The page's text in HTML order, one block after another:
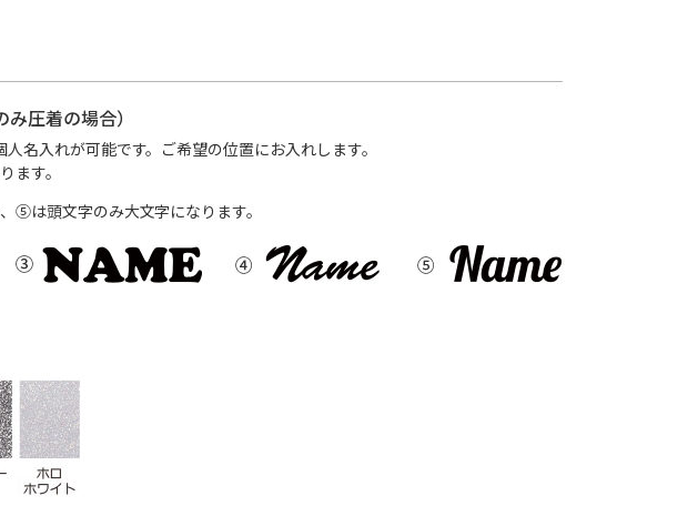
圧着の場合）
名入れが可能です。ご希望の位置にお入れします。
ます。
⑤は頭文字のみ大文字になります。